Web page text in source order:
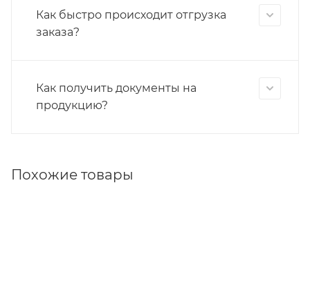
Как быстро происходит отгрузка
заказа?
Как получить документы на
продукцию?
Похожие товары